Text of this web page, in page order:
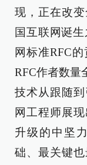
现，正在改
国互联网诞
网标准RFC
RFC作者数量
技术从跟随
网工程师展
升级的中坚
础、最关键